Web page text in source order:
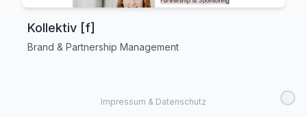
Kollektiv [f]
Brand & Partnership Management
Impressum & Datenschutz